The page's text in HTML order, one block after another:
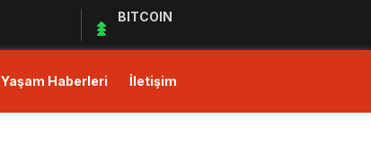
BITCOIN
Yaşam Haberleri İletişim